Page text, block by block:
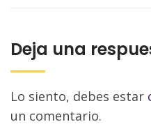
Deja una
Lo siento, debes estar
un comentario.